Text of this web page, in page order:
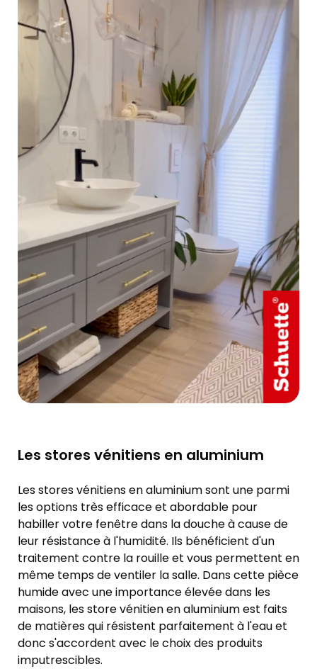
Les stores vénitiens en aluminium
Les stores vénitiens en aluminium sont une parmi
les options très efficace et abordable pour
habiller votre fenêtre dans la douche à cause de
leur résistance à l'humidité. Ils bénéficient d'un
traitement contre la rouille et vous permettent en
même temps de ventiler la salle. Dans cette pièce
humide avec une importance élevée dans les
maisons, les store vénitien en aluminium est faits
de matières qui résistent parfaitement à l'eau et
donc s'accordent avec le choix des produits
imputrescibles.